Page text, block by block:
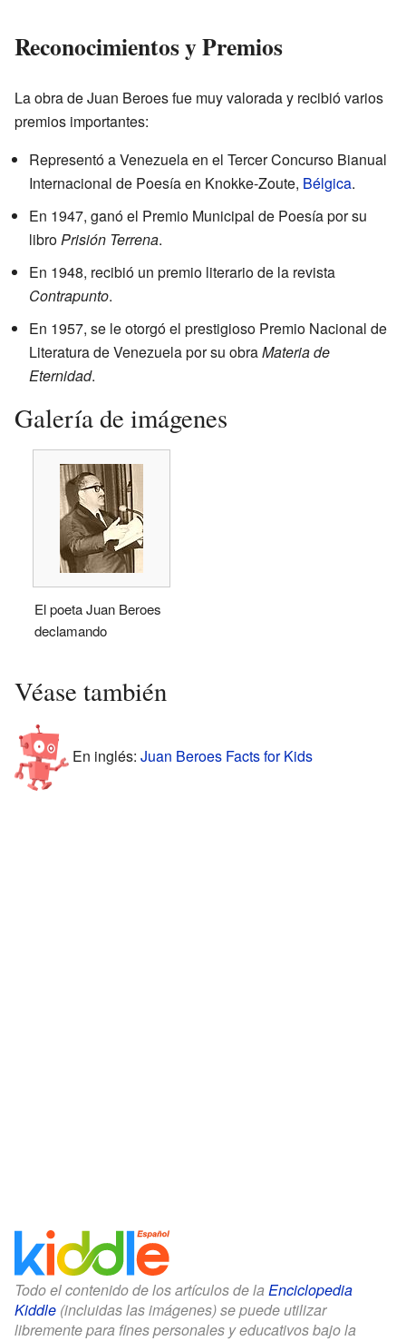
Reconocimientos y Premios
La obra de Juan Beroes fue muy valorada y recibió varios
premios importantes:
Representó a Venezuela en el Tercer Concurso Bianual
Internacional de Poesía en Knokke-Zoute, Bélgica.
En 1947, ganó el Premio Municipal de Poesía por su
libroPrisión Terrena.
En 1948, recibió un premio literario de la revista
Contrapunto.
En 1957, se le otorgó el prestigioso Premio Nacional de
Literatura de Venezuela por su obraMateria de
Eternidad.
Galería de imágenes
El poeta Juan Beroes
declamando
Véase también
En inglés: Juan Beroes Facts for Kids
Todo el contenido de los artículos de la Enciclopedia
Kiddle (incluidas las imágenes) se puede utilizar
libremente para fines personales y educativos bajo la